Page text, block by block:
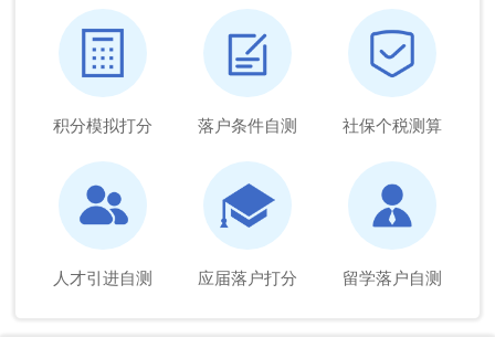
积分模拟打分 落户条件自测 社保个税测算
人才引进自测 应届落户打分 留学落户自测